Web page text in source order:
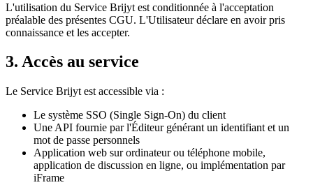
L'utilisation du Service Brijyt est conditionnée à l'acceptation
préalable des présentes CGU. L'Utilisateur déclare en avoir pris
connaissance et les accepter.
3. Accès au service
Le Service Brijyt est accessible via :
Le système SSO (Single Sign-On) du client
Une API fournie par l'Éditeur générant un identifiant et un
mot de passe personnels
Application web sur ordinateur ou téléphone mobile,
application de discussion en ligne, ou implémentation par
iFrame